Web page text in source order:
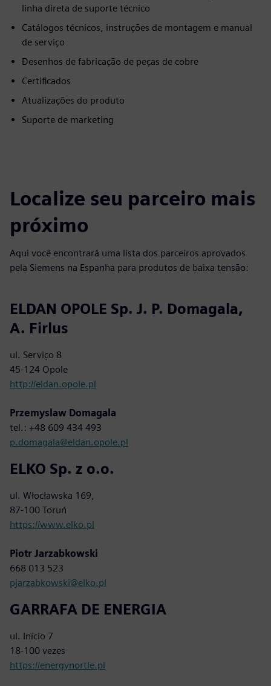
linha direta de suporte técnico
Catálogos técnicos, instruções de montagem e manual
de serviço
Desenhos de fabricação de peças de cobre
Certificados
Atualizações do produto
Suporte de marketing
Localize seu parceiro mais
próximo
Aqui você encontrará uma lista dos parceiros aprovados
pela Siemens na Espanha para produtos de baixa tensão:
ELDAN OPOLE Sp. J. P. Domagala,
A. Firlus
ul. Serviço 8
45-124 Opole
http://eldan.opole.pl
Przemyslaw Domagala
tel.: +48 609 434 493
p.domagala@eldan.opole.pl
ELKO Sp. z o.o.
ul. Włocławska 169,
87-100 Toruń
https://www.elko.pl
Piotr Jarzabkowski
668 013 523
pjarzabkowski@elko.pl
GARRAFA DE ENERGIA
ul. Início 7
18-100 vezes
https://energynortle.pl